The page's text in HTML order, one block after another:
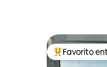
Favorito
Favorito